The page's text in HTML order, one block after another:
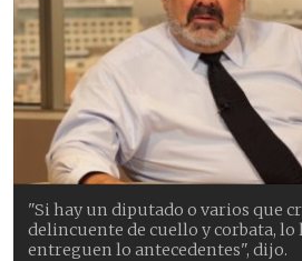
"Si hay un diputado o varios que
delincuente de cuello y corbata, lo
entreguen lo antecedentes", dijo.